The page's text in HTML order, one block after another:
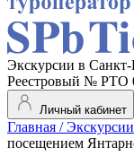
Экскурсии в Санкт-
Реестровый № РТО
Личный кабинет
Главная /
посещением